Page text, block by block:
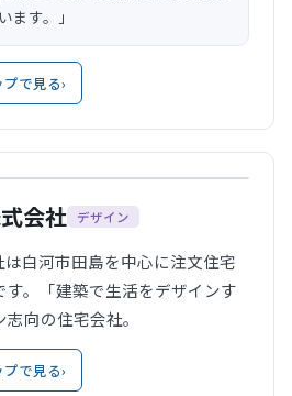
ます。」
プで見る›
会社 デザイン
白河市田島を中心に注文住宅
す。「建築で生活をデザインす
向の住宅会社。
プで見る›